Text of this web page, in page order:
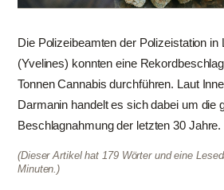
Die Polizeibeamten der Polizeistation in
(Yvelines) konnten eine
Tonnen Cannabis durchführen. Laut
Darmanin handelt es sich dabei um die
Beschlagnahmung der letzten 30 Jahre.
(Dieser Artikel hat 179 Wörter und eine
Minuten.)